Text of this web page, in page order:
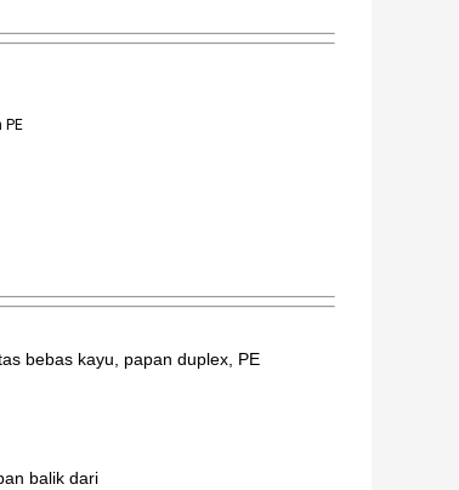
PE
bebas kayu, papan duplex, PE
balik dari